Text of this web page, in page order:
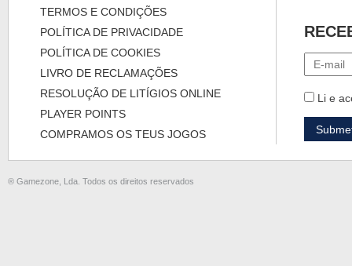
TERMOS E CONDIÇÕES
POLÍTICA DE PRIVACIDADE
POLÍTICA DE COOKIES
LIVRO DE RECLAMAÇÕES
RESOLUÇÃO DE LITÍGIOS ONLINE
PLAYER POINTS
COMPRAMOS OS TEUS JOGOS
Li e
® Gamezone, Lda. Todos os direitos reservados